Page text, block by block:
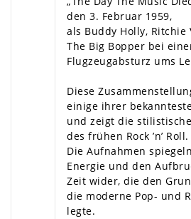
den 3. Februar 1959,
als Buddy Holly, Ritchie
The Big Bopper bei
Flugzeugabsturz ums
Diese
einige ihrer
und zeigt die
des frühen Rock ’n’ Roll.
Die Aufnahmen
Energie und den
Zeit wider, die den
die moderne Pop- und
legte.